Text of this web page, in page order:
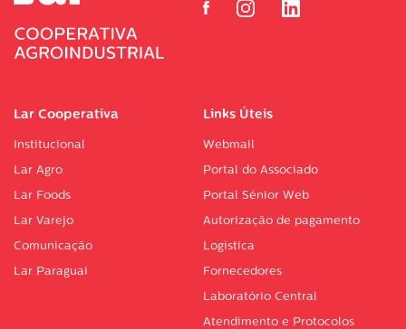
Lar Cooperativa
Institucional
Lar Agro
Lar Foods
Lar Varejo
Comunicação
Lar Paraguai
Links Úteis
Webmail
Portal do Associado
Portal Sénior Web
Autorização de pagamento
Logística
Fornecedores
Laboratório Central
Atendimento e Protocolos